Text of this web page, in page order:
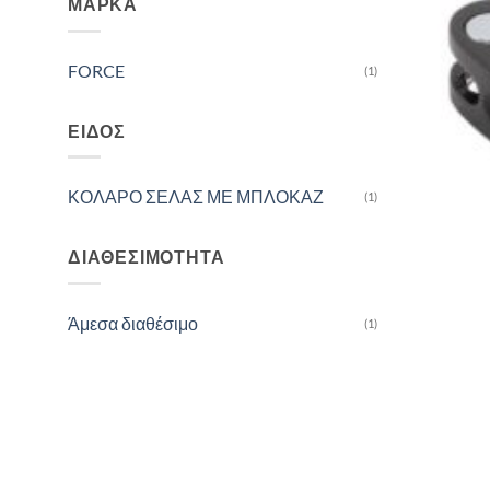
ΜΆΡΚΑ
FORCE (1)
ΕΊΔΟΣ
ΚΟΛΑΡΟ ΣΕΛΑΣ ΜΕ ΜΠΛΟΚΑΖ (1)
ΔΙΑΘΕΣΙΜΌΤΗΤΑ
Άμεσα διαθέσιμο (1)